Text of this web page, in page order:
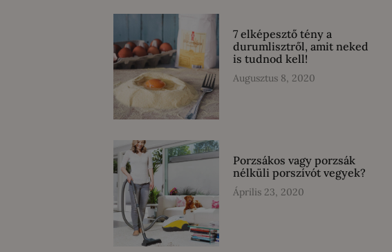
7 elképesztő tény a
durumlisztről, amit neked
is tudnod kell!
Augusztus 8, 2020
Porzsákos vagy porzsák
nélküli porszívót vegyek?
Április 23, 2020